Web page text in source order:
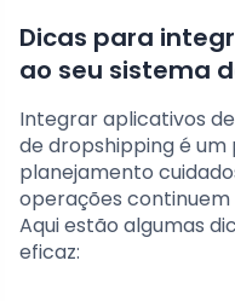
Dicas para
ao seu sistema
Integrar aplicativos
de dropshipping é
planejamento
operações
Aqui estão algumas
eficaz: